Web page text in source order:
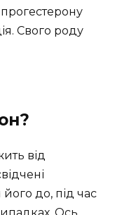
Свого роду
від
до, під час